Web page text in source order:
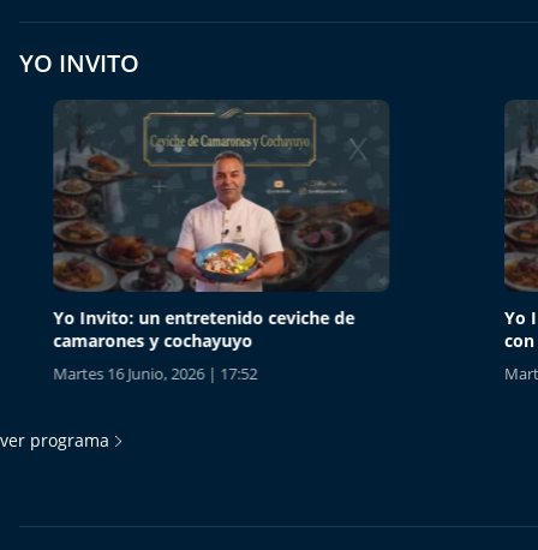
YO INVITO
Yo Invito: un entretenido ceviche de
camarones y cochayuyo
Martes 16 Junio, 2026 | 17:52
Yo
con
Martes
ver programa